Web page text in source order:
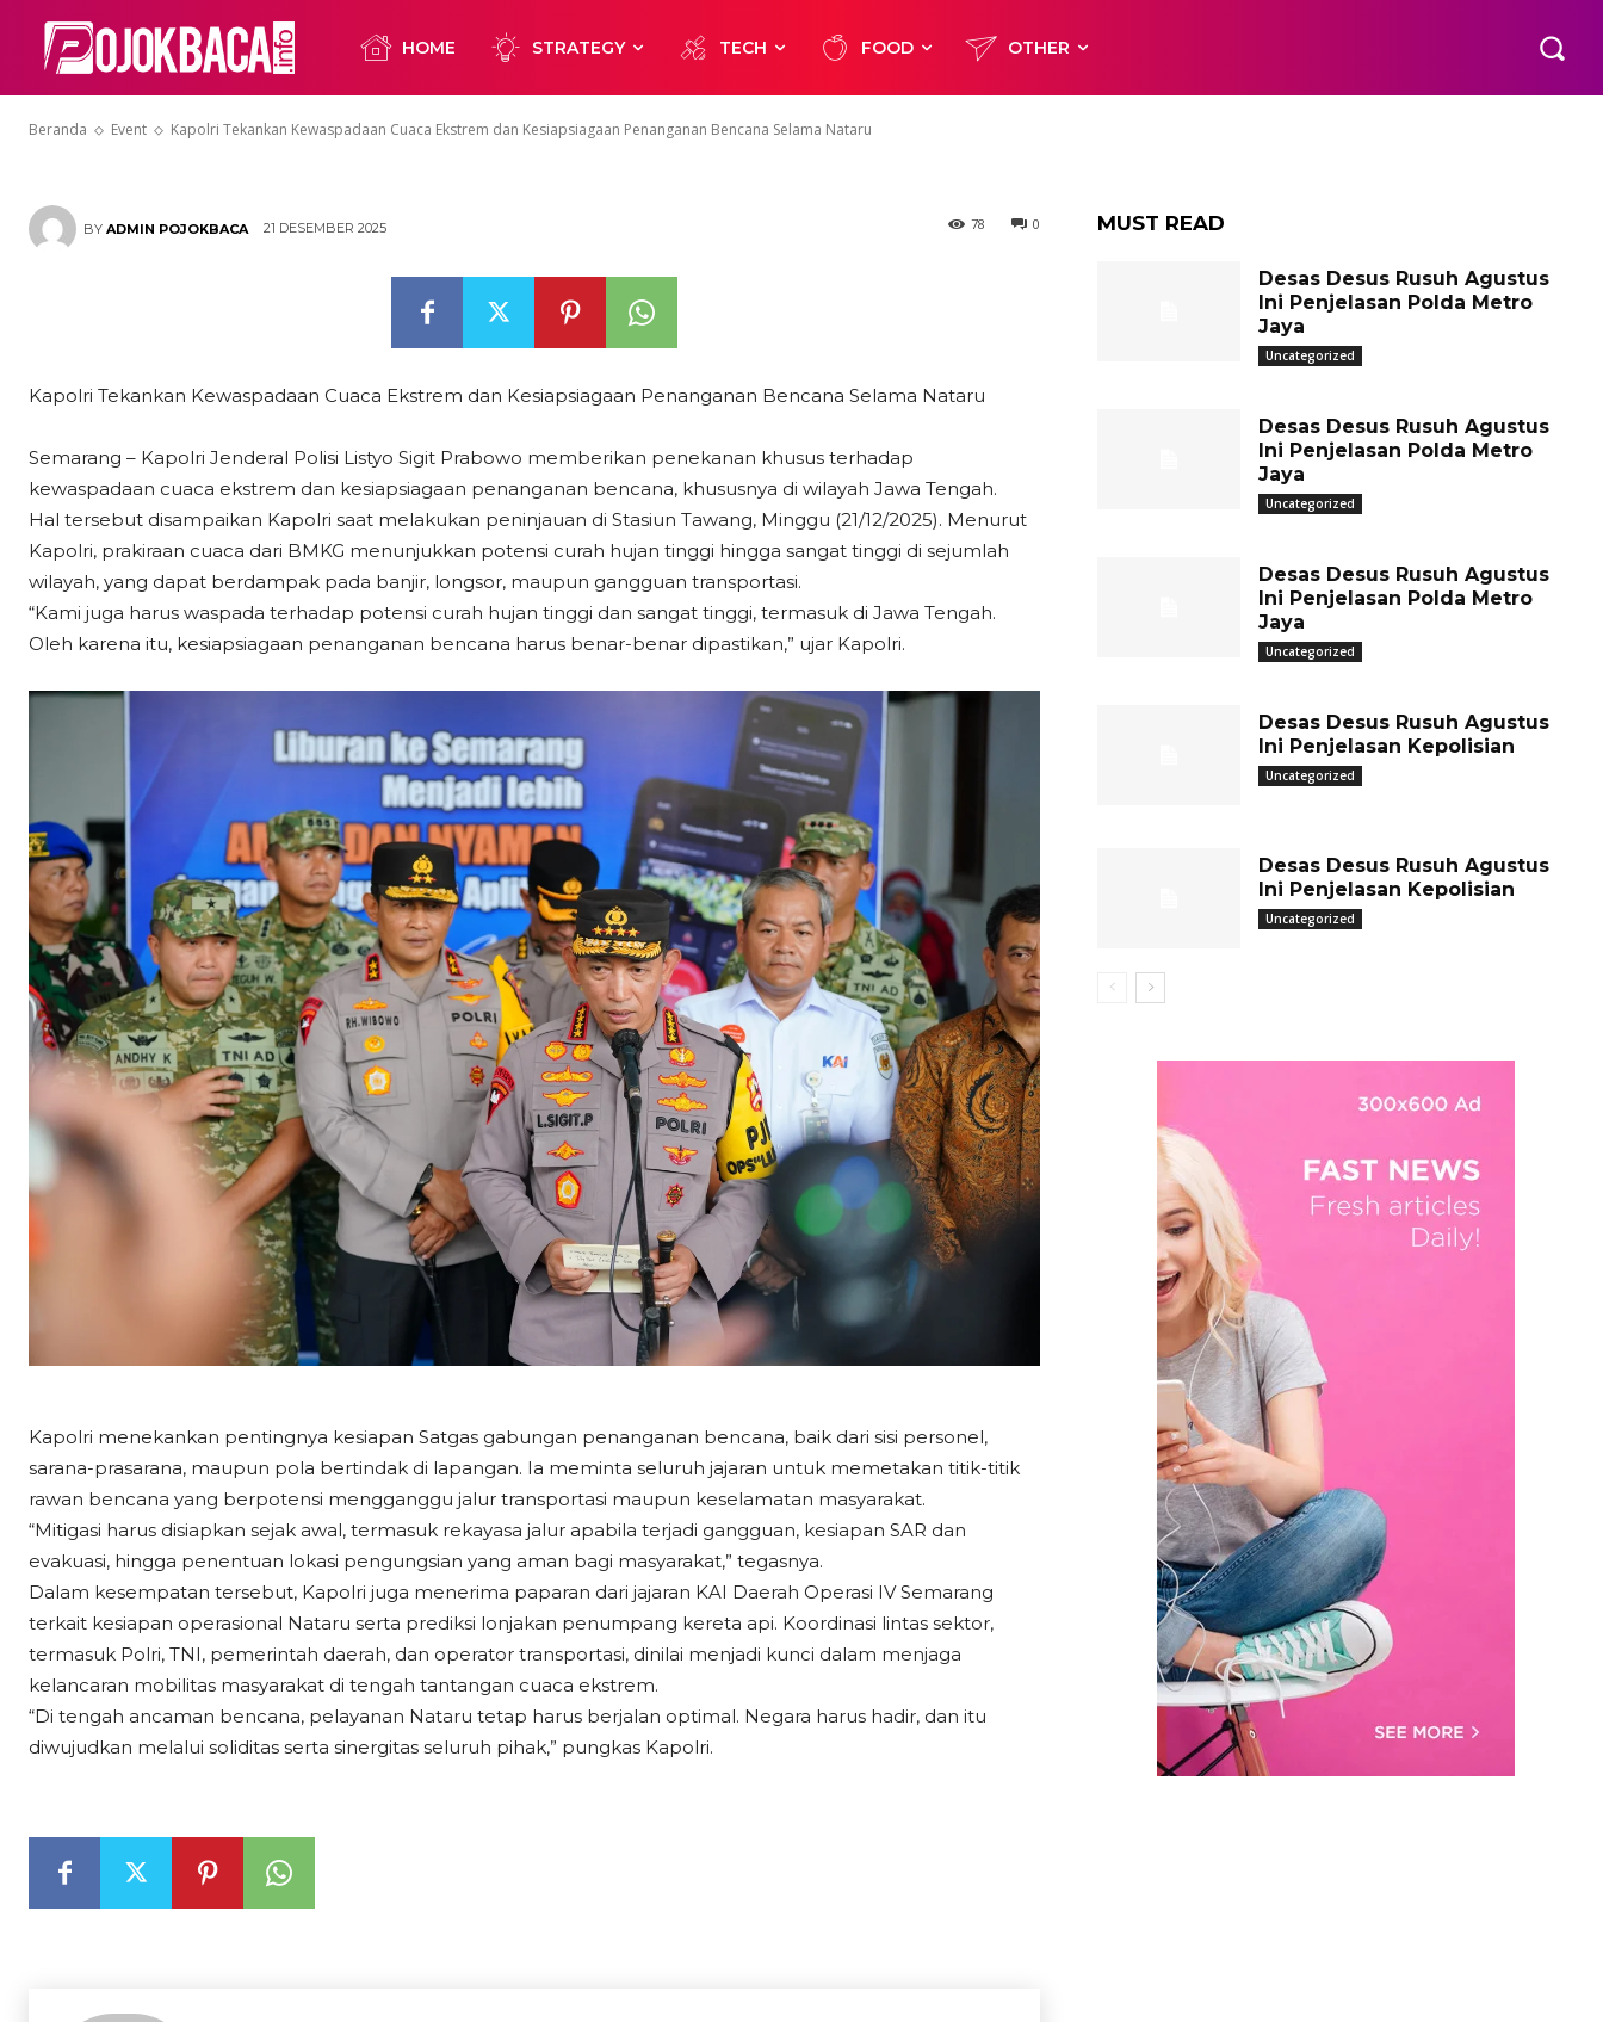
HOME STRATEGY TECH FOOD OTHER
Beranda Event Kapolri Tekankan Kewaspadaan Cuaca Ekstrem dan Kesiapsiagaan Penanganan Bencana Selama Nataru
Nataru
BY ADMIN POJOKBACA 21 DESEMBER 2025 0
78
Kapolri Tekankan Kewaspadaan Cuaca Ekstrem dan Kesiapsiagaan Penanganan Bencana Selama Nataru
Semarang – Kapolri Jenderal Polisi Listyo Sigit Prabowo memberikan penekanan khusus terhadap
kewaspadaan cuaca ekstrem dan kesiapsiagaan penanganan bencana, khususnya di wilayah Jawa Tengah.
Hal tersebut disampaikan Kapolri saat melakukan peninjauan di Stasiun Tawang, Minggu (21/12/2025). Menurut
Kapolri, prakiraan cuaca dari BMKG menunjukkan potensi curah hujan tinggi hingga sangat tinggi di sejumlah
wilayah, yang dapat berdampak pada banjir, longsor, maupun gangguan transportasi.
“Kami juga harus waspada terhadap potensi curah hujan tinggi dan sangat tinggi, termasuk di Jawa Tengah.
Oleh karena itu, kesiapsiagaan penanganan bencana harus benar-benar dipastikan,” ujar Kapolri.
Kapolri menekankan pentingnya kesiapan Satgas gabungan penanganan bencana, baik dari sisi personel,
sarana-prasarana, maupun pola bertindak di lapangan. Ia meminta seluruh jajaran untuk memetakan titik-titik
rawan bencana yang berpotensi mengganggu jalur transportasi maupun keselamatan masyarakat.
“Mitigasi harus disiapkan sejak awal, termasuk rekayasa jalur apabila terjadi gangguan, kesiapan SAR dan
evakuasi, hingga penentuan lokasi pengungsian yang aman bagi masyarakat,” tegasnya.
Dalam kesempatan tersebut, Kapolri juga menerima paparan dari jajaran KAI Daerah Operasi IV Semarang
terkait kesiapan operasional Nataru serta prediksi lonjakan penumpang kereta api. Koordinasi lintas sektor,
termasuk Polri, TNI, pemerintah daerah, dan operator transportasi, dinilai menjadi kunci dalam menjaga
kelancaran mobilitas masyarakat di tengah tantangan cuaca ekstrem.
“Di tengah ancaman bencana, pelayanan Nataru tetap harus berjalan optimal. Negara harus hadir, dan itu
diwujudkan melalui soliditas serta sinergitas seluruh pihak,” pungkas Kapolri.
MUST READ
Desas Desus Rusuh Agustus
Ini Penjelasan Polda Metro
Jaya
Uncategorized
Desas Desus Rusuh Agustus
Ini Penjelasan Polda Metro
Jaya
Uncategorized
Desas Desus Rusuh Agustus
Ini Penjelasan Polda Metro
Jaya
Uncategorized
Desas Desus Rusuh Agustus
Ini Penjelasan Kepolisian
Uncategorized
Desas Desus Rusuh Agustus
Ini Penjelasan Kepolisian
Uncategorized